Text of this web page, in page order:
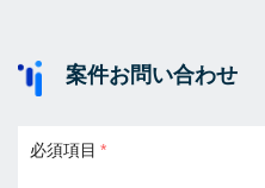
案件お問い合わせ
必須項目